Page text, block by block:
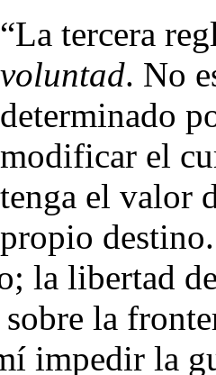
“La tercera
voluntad. No
determinado
modificar el
tenga el valor
propio
la libertad
la
impedir la